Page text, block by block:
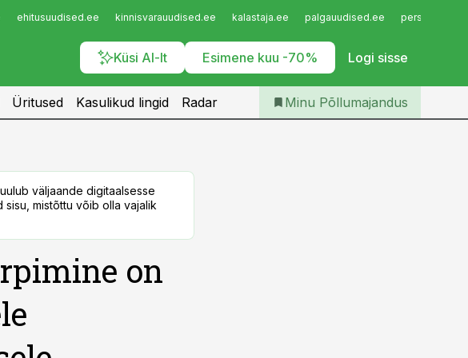
ehitusuudised.ee kinnisvarauudised.ee kalastaja.ee palgauudised.ee
Küsi AI-lt Esimene kuu -70% Logi sisse
Iseteenindus
Telli Põllumajandus
Üritused Kasulikud lingid Radar Minu Põllumajandus
väljaande digitaalsesse
mistõttu võib olla vajalik
on